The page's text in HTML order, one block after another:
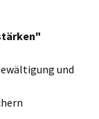
und